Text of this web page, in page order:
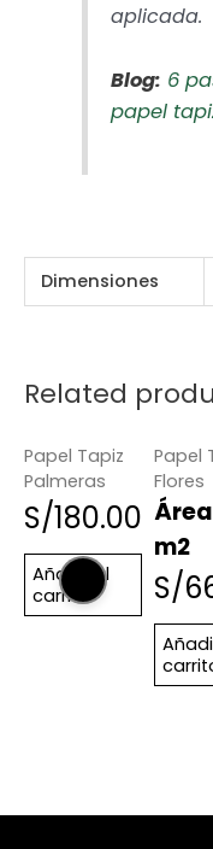
aplicada.
Blog: 6
papel
Dimensiones
Related
Papel Tapiz
Palmeras
S/180.00
Añadir al
carrito
Papel
Flores
m2
S/